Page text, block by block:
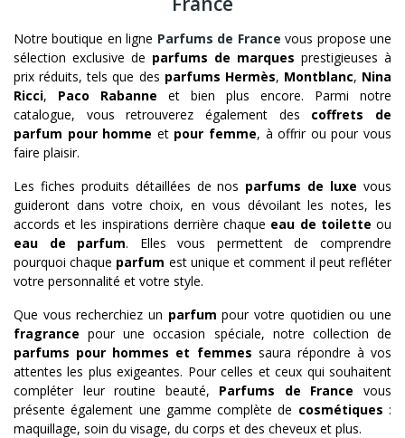
Notre boutique en ligne Parfums de France vous propose une
sélection exclusive de parfums de marques prestigieuses à
prix réduits, tels que des parfums Hermès, Montblanc, Nina
Ricci, Paco Rabanne et bien plus encore. Parmi notre
catalogue, vous retrouverez également des coffrets de
parfum pour homme et pour femme, à offrir ou pour vous
faire plaisir.
Les fiches produits détaillées de nos parfums de luxe vous
guideront dans votre choix, en vous dévoilant les notes, les
accords et les inspirations derrière chaque eau de toilette ou
eau de parfum. Elles vous permettent de comprendre
pourquoi chaque parfum est unique et comment il peut refléter
votre personnalité et votre style.
Que vous recherchiez un parfum pour votre quotidien ou une
fragrance pour une occasion spéciale, notre collection de
parfums pour hommes et femmes saura répondre à vos
attentes les plus exigeantes. Pour celles et ceux qui souhaitent
compléter leur routine beauté, Parfums de France vous
présente également une gamme complète de cosmétiques :
maquillage, soin du visage, du corps et des cheveux et plus.